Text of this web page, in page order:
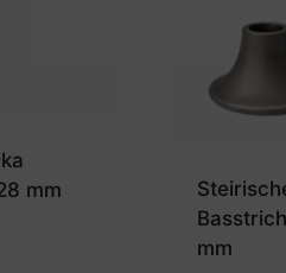
mm
mm